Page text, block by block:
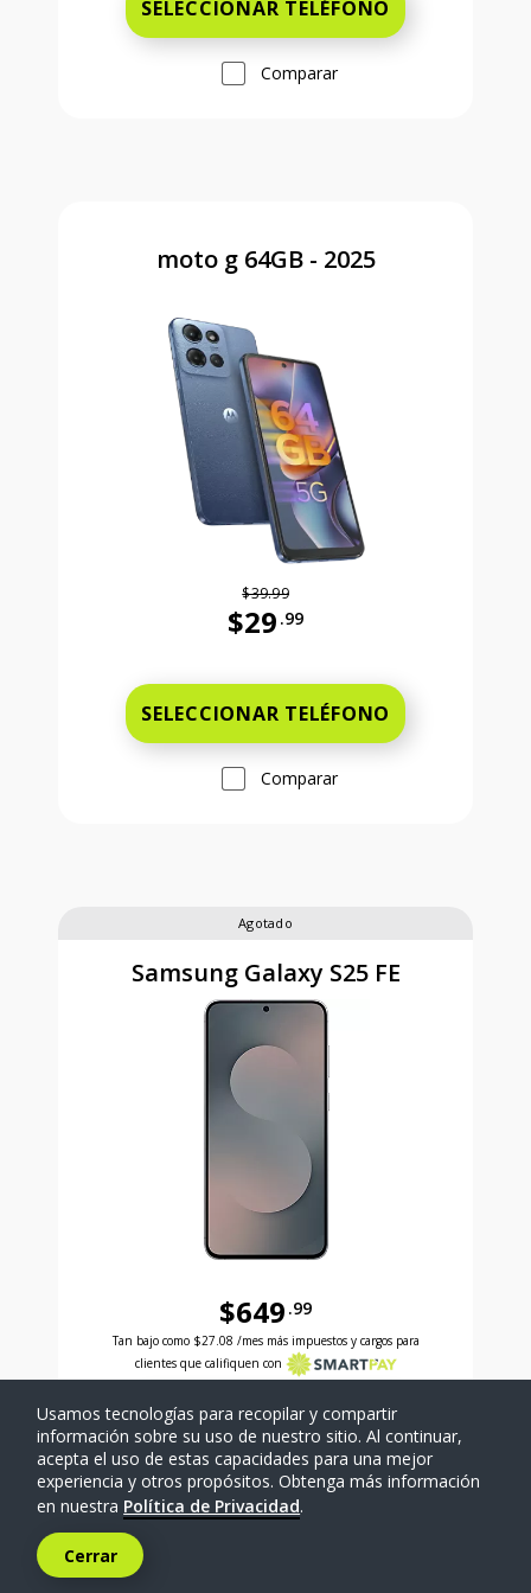
SELECCIONAR TELÉFONO
Comparar
moto g 64GB - 2025
$39.99
$29 .99
SELECCIONAR TELÉFONO
Comparar
Agotado
Samsung Galaxy S25 FE
$649 .99
Antes el precio era 649 dollars and 99 cents
Tan bajo como $27.08 /mes más impuestos y cargos para
clientes que califiquen con
SELECCIONAR TELÉFONO
Comparar
Usamos tecnologías para recopilar y compartir
información sobre su uso de nuestro sitio. Al continuar,
acepta el uso de estas capacidades para una mejor
experiencia y otros propósitos. Obtenga más información
en nuestra Política de Privacidad.
Cerrar